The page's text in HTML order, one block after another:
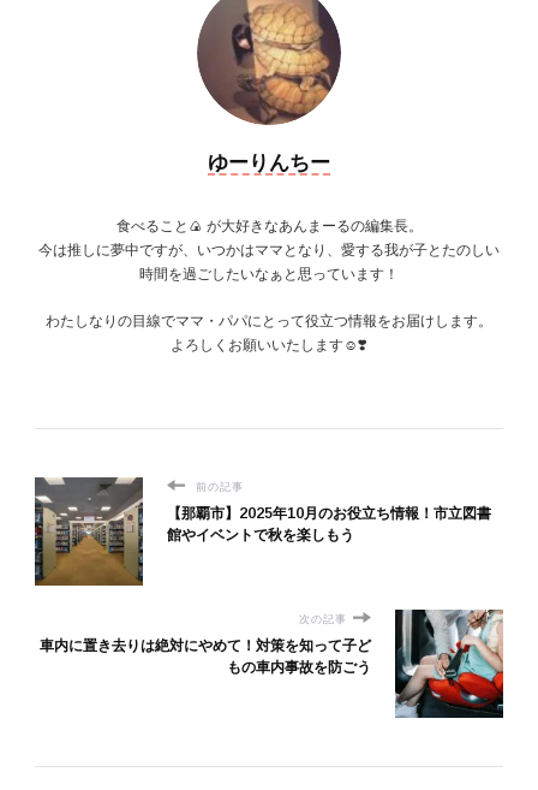
ゆーりんちー
食べること🍙 が大好きなあんまーるの編集長。
今は推しに夢中ですが、いつかはママとなり、愛する我が子とたのしい
時間を過ごしたいなぁと思っています！
わたしなりの目線でママ・パパにとって役立つ情報をお届けします。
よろしくお願いいたします☺️❣️
前の記事
【那覇市】2025年10月のお役立ち情報！市立図書
館やイベントで秋を楽しもう
次の記事
車内に置き去りは絶対にやめて！対策を知って子ど
もの車内事故を防ごう